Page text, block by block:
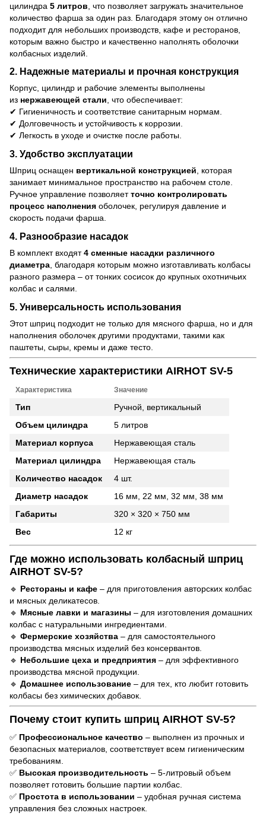
цилиндра 5 литров , что позволяет загружать значительное
количество фарша за один раз. Благодаря этому он отлично
подходит для небольших производств, кафе и ресторанов,
которым важно быстро и качественно наполнять оболочки
колбасных изделий.
2. Надежные материалы и прочная конструкция
Корпус, цилиндр и рабочие элементы выполнены
из нержавеющей стали, что обеспечивает:
✔ Гигиеничность и соответствие санитарным нормам.
✔ Долговечность и устойчивость к коррозии.
✔ Легкость в уходе и очистке после работы.
3. Удобство эксплуатации
Шприц оснащен вертикальной конструкцией , которая
занимает минимальное пространство на рабочем столе.
Ручное управление позволяетточно контролировать
процесс наполнения оболочек, регулируя давление и
скорость подачи фарша.
4. Разнообразие насадок
В комплект входят4 сменные насадки различного
диаметра , благодаря которым можно изготавливать колбасы
разного размера – от тонких сосисок до крупных охотничьих
колбас и салями.
5. Универсальность использования
Этот шприц подходит не только для мясного фарша, но и для
наполнения оболочек другими продуктами, такими как
паштеты, сыры, кремы и даже тесто.
Технические характеристики AIRHOT SV-5
Характеристика Значение
Тип
Ручной, вертикальный
Объем цилиндра
5 литров
Материал корпуса
Нержавеющая сталь
Материал цилиндра
Нержавеющая сталь
Количество насадок
4 шт.
Диаметр насадок
16 мм, 22 мм, 32 мм, 38 мм
Габариты
320 × 320 × 750 мм
Вес
12 кг
Где можно использовать колбасный шприц
AIRHOT SV-5?
🔹 Рестораны и кафе – для приготовления авторских колбас
и мясных деликатесов.
🔹 Мясные лавки и магазины – для изготовления домашних
колбас с натуральными ингредиентами.
🔹 Фермерские хозяйства – для самостоятельного
производства мясных изделий без консервантов.
🔹 Небольшие цеха и предприятия – для эффективного
производства мясной продукции.
🔹 Домашнее использование – для тех, кто любит готовить
колбасы без химических добавок.
Почему стоит купить шприц AIRHOT SV-5?
✅ Профессиональное качество – выполнен из прочных и
безопасных материалов, соответствует всем гигиеническим
требованиям.
✅ Высокая производительность – 5-литровый объем
позволяет готовить большие партии колбас.
✅ Простота в использовании – удобная ручная система
управления без сложных настроек.